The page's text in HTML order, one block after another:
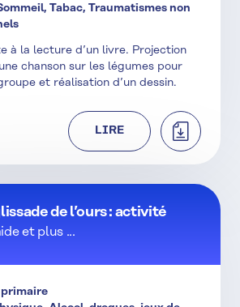
Tabac, Traumatismes non
à la lecture d’un livre. Projection
chanson sur les légumes pour
et réalisation d’un dessin.
LIRE
de l’ours : activité
et plus ...
primaire